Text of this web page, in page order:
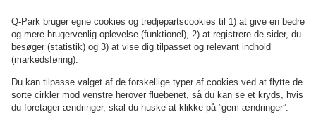
Odense
Jazzhuset
OmQ-Park